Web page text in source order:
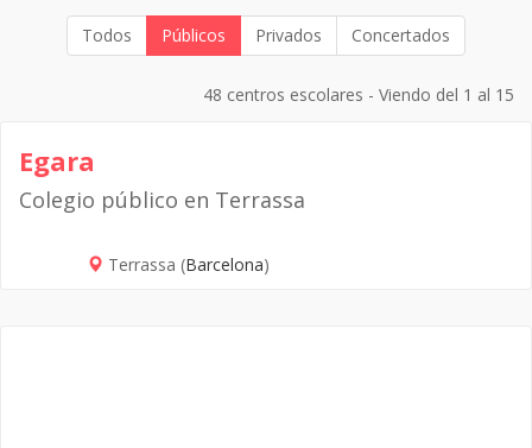
Todos Públicos Privados Concertados
48 centros escolares - Viendo del 1 al 15
Egara
Colegio público en Terrassa
Terrassa (Barcelona)